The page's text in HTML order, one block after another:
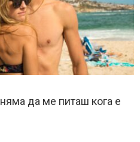
да ме питаш кога е